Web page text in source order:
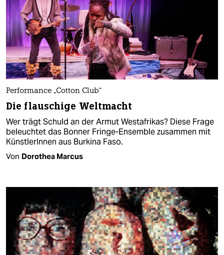
Performance „Cotton Club“
Die flauschige Weltmacht
Wer trägt Schuld an der Armut Westafrikas? Diese Frage
beleuchtet das Bonner Fringe-Ensemble zusammen mit
KünstlerInnen aus Burkina Faso.
Von Dorothea Marcus